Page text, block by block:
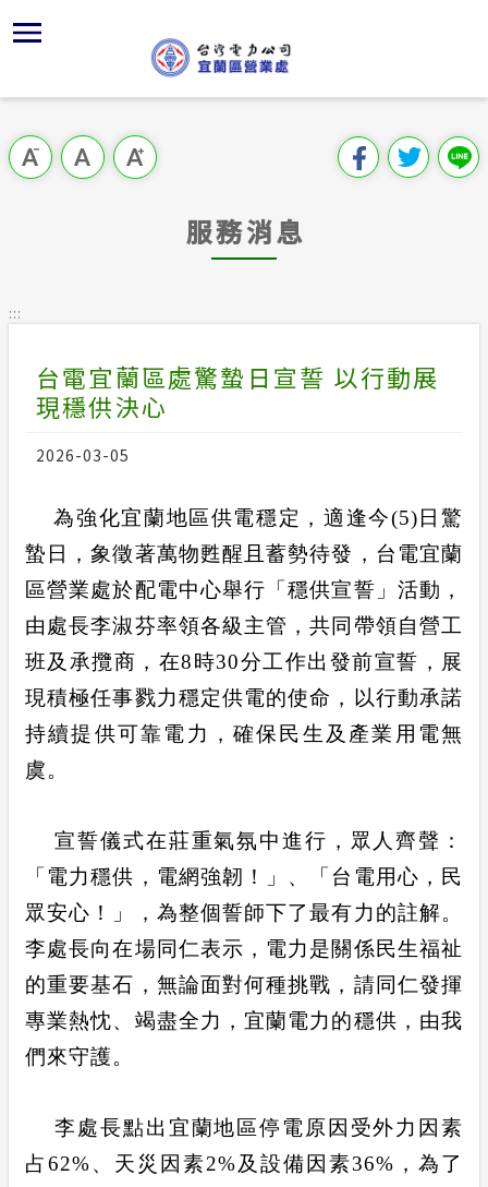
到
容
區
跳過此工具列
服務消息
:::
台電宜蘭區處驚蟄日宣誓 以行動展
現穩供決心
2026-03-05
為強化宜蘭地區供電穩定，適逢今(5) 日驚
蟄日，象徵著萬物甦醒且蓄勢待發，台電宜蘭
區營業處於配電中心舉行「穩供宣誓」活動，
由處長李淑芬率領各級主管，共同帶領自營工
班及承攬商，在8 時30分工作出發前宣誓，展
現積極任事戮力穩定供電的使命，以行動承諾
持續提供可靠電力，確保民生及產業用電無
虞。
宣誓儀式在莊重氣氛中進行，眾人齊聲：
「 電力穩供，電網強韌 ！」、「台電用心 ，民
眾安心 ！」，為整個誓師下了最有力的註解。
李處長向在場同仁表示，電力是關係民生福祉
的重要基石，無論面對何種挑戰，請同仁發揮
專業熱忱、竭盡全力，宜蘭電力的穩供，由我
們來守護。
李處長點出宜蘭地區停電原因受外力因素
占62%、天災因素2%及設備因素36% ，為了
首頁
區處簡介
規章條款
主動公開資訊
電力生活館
政府網站資料開放宣告
隱私權保護
安全性政策
服務消息
計畫性工作停電公告-這不是電源不足的停
電
服務轄區
繳費方
對外關
合議制
電業法
約
電價表
意見信箱